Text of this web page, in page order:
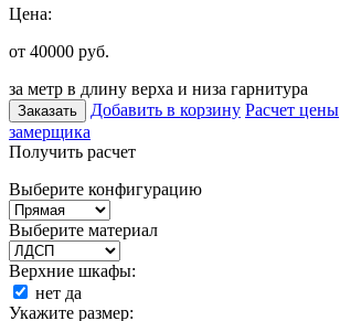
Цена:
от 40000 руб.
за метр в длину верха и низа гарнитура
Заказать Добавить в корзину Расчет цены
замерщика
Получить расчет
Выберите конфигурацию
Выберите материал
Верхние шкафы:
нет да
Укажите размер: